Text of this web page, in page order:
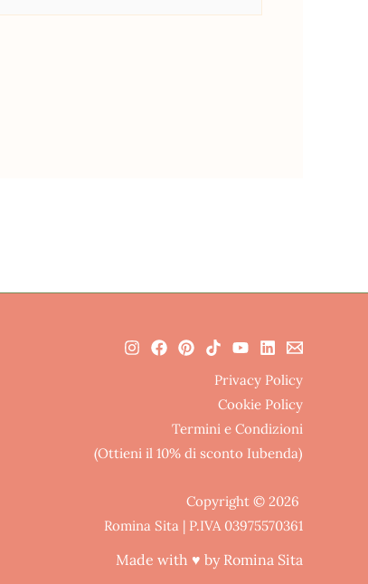
Privacy Policy
Cookie Policy
Termini e Condizioni
(Ottieni il 10% di sconto Iubenda)
Copyright © 2026
Romina Sita | P.IVA 03975570361
Made with ♥ by Romina Sita